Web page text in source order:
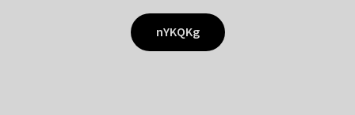
nYKQKg